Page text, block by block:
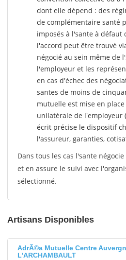
dont elle dépend : des
de complémentaire santé
imposés à l'sante à défaut
l'accord peut être trouvé
négocié au sein même de
l'employeur et les
en cas d'échec des
santes de moins de
mutuelle est mise en
unilatérale de l'employeur
écrit précise le dispositif
l'assureur, garanties,
Dans tous les cas l'sante
et en assure le suivi avec
sélectionné.
Artisans Disponibles
AdrÃ©a Mutuelle Centre
L'ARCHAMBAULT